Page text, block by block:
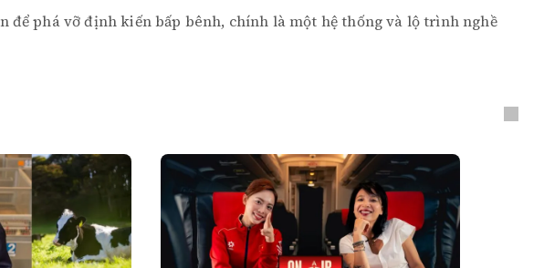
để phá vỡ định kiến bấp bênh, chính là một hệ thống và lộ trình nghề